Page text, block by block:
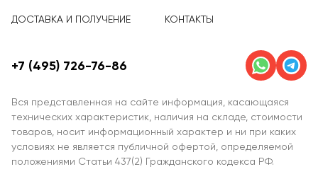
ДОСТАВКА И ПОЛУЧЕНИЕ КОНТАКТЫ
Вся представленная на сайте информация, касающаяся
технических характеристик, наличия на складе, стоимости
товаров, носит информационный характер и ни при каких
условиях не является публичной офертой, определяемой
положениями Статьи 437(2) Гражданского кодекса РФ.
+7 (495) 726-76-86